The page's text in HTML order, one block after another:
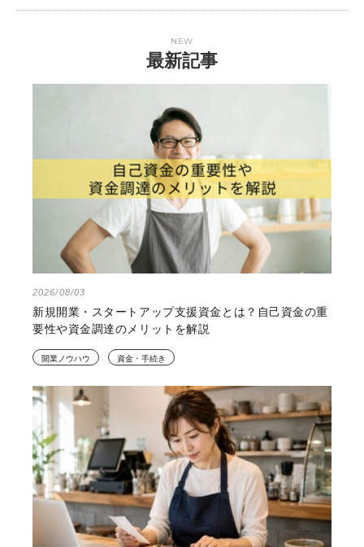
NEW
最新記事
2026/08/03
新規開業・スタートアップ支援資金とは？自己資金の重
要性や資金調達のメリットを解説
開業ノウハウ 資金・手続き